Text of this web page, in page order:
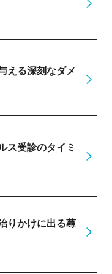
える深刻なダメ
ス受診のタイミ
りかけに出る蕁